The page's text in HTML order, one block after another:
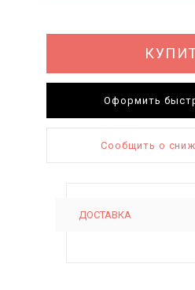
Оформить
Сообщить о
ДОСТАВКА